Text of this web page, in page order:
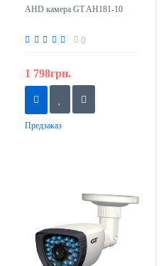
AHD камера GT AH181-10
0
1 798грн.
Предзаказ